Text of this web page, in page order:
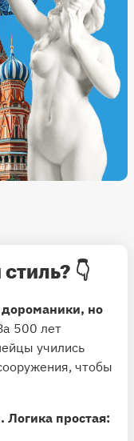
👇
но
500 лет
учились
чтобы
Логика простая: